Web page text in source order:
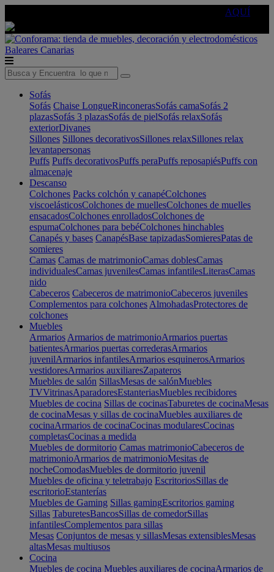
AQUÍ
Baleares Canarias
Sofás
Sofás Chaise LongueRinconerasSofás camaSofás 2
plazasSofás 3 plazasSofás de pielSofás relaxSofás
exteriorDivanes
Sillones Sillones decorativosSillones relaxSillones relax
levantapersonas
Puffs Puffs decorativosPuffs peraPuffs reposapiésPuffs con
almacenaje
Descanso
Colchones Packs colchón y canapéColchones
viscoelásticosColchones de muellesColchones de muelles
ensacadosColchones enrolladosColchones de
espumaColchones para bebéColchones hinchables
Canapés y bases CanapésBase tapizadasSomieresPatas de
somieres
Camas Camas de matrimonioCamas doblesCamas
individualesCamas juvenilesCamas infantilesLiterasCamas
nido
Cabeceros Cabeceros de matrimonioCabeceros juveniles
Complementos para colchones AlmohadasProtectores de
colchones
Muebles
Armarios Armarios de matrimonioArmarios puertas
batientesArmarios puertas correderasArmarios
juvenilArmarios infantilesArmarios esquinerosArmarios
vestidoresArmarios auxiliaresZapateros
Muebles de salón SillasMesas de salónMuebles
TVVitrinasAparadoresEstanteriasMuebles recibidores
Muebles de cocina Sillas de cocinasTaburetes de cocinaMesas
de cocinaMesas y sillas de cocinaMuebles auxiliares de
cocinaArmarios de cocinaCocinas modularesCocinas
completasCocinas a medida
Muebles de dormitorio Camas matrimonioCabeceros de
matrimonioArmarios de matrimonioMesitas de
nocheComodasMuebles de dormitorio juvenil
Muebles de oficina y teletrabajo EscritoriosSillas de
escritorioEstanterías
Muebles de Gaming Sillas gamingEscritorios gaming
Sillas TaburetesBancosSillas de comedorSillas
infantilesComplementos para sillas
Mesas Conjuntos de mesas y sillasMesas extensiblesMesas
altasMesas multiusos
Cocina
Muebles de cocina Muebles auxiliares de cocinaArmarios de